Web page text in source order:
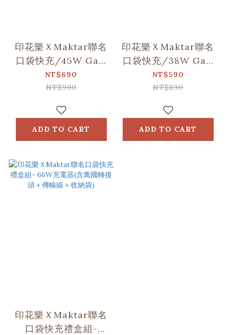
印花樂ＸMaktar聯名
口袋快充/45W GaN
充電器 (2孔快充)
NT$690
NT$990
ADD TO CART
印花樂ＸMaktar聯名
口袋快充/38W GaN
充電器 (2孔快充)
NT$590
NT$890
ADD TO CART
印花樂ＸMaktar聯名
口袋快充禮盒組-